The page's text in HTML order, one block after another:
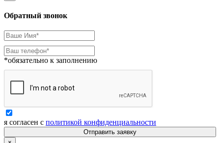
Обратный звонок
*обязательно к заполнению
я согласен с политикой конфиденциальности
Отправить заявку